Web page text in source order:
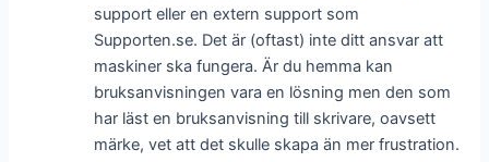
support eller en extern support som
Supporten.se. Det är (oftast) inte ditt ansvar att
maskiner ska fungera. Är du hemma kan
bruksanvisningen vara en lösning men den som
har läst en bruksanvisning till skrivare, oavsett
märke, vet att det skulle skapa än mer frustration.